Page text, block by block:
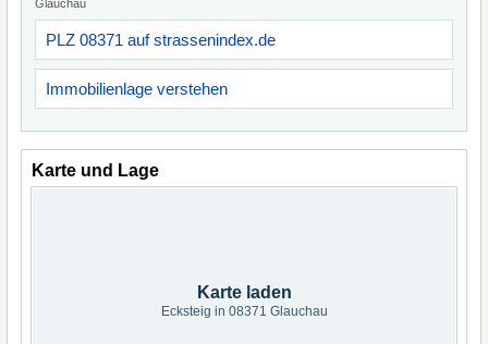
Glauchau
PLZ 08371 auf strassenindex.de
Immobilienlage verstehen
Karte und Lage
Karte laden
Ecksteig in 08371 Glauchau